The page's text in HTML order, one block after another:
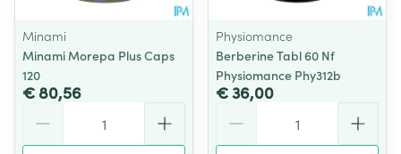
Minami
Minami Morepa Plus Caps
120
€ 80,56
Physiomance
Berberine Tabl 60 Nf
Physiomance Phy312b
€ 36,00